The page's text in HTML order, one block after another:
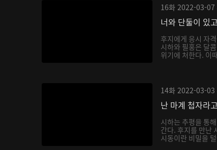
16화 2022-03-07
너와 단둘이 있
후지에게 응시 자
시하와 필홍은 달
위기에 처한다. 이
14화 2022-03-03
난 마계 첩자라
시하는 추평을 통
간다. 후지를 만난
시동이란 비밀을